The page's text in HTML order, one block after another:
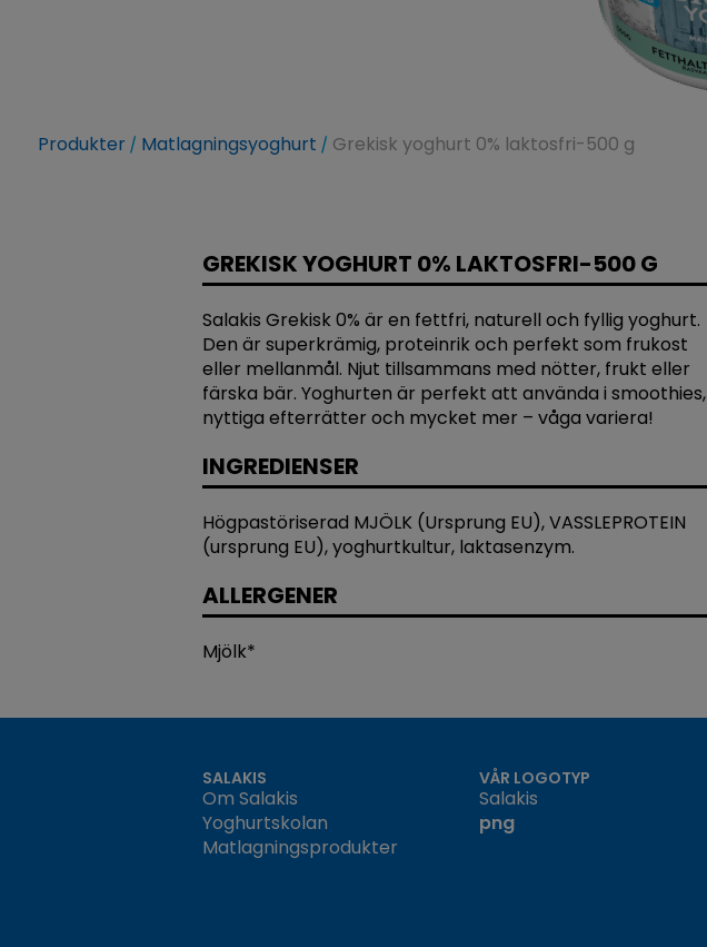
Produkter Matlagningsyoghurt Grekisk yoghurt 0% laktosfri-500 g
GREKISK YOGHURT 0% LAKTOSFRI-500 G
Salakis Grekisk 0% är en fettfri, naturell och fyllig yoghurt.
Den är superkrämig, proteinrik och perfekt som frukost
eller mellanmål. Njut tillsammans med nötter, frukt eller
färska bär. Yoghurten är perfekt att använda i smoothies,
nyttiga efterrätter och mycket mer – våga variera!
INGREDIENSER
Högpastöriserad MJÖLK (Ursprung EU), VASSLEPROTEIN
(ursprung EU), yoghurtkultur, laktasenzym.
ALLERGENER
Mjölk*
SALAKIS
Om Salakis
Yoghurtskolan
Matlagningsprodukter
VÅR LOGOTYP
Salakis
png